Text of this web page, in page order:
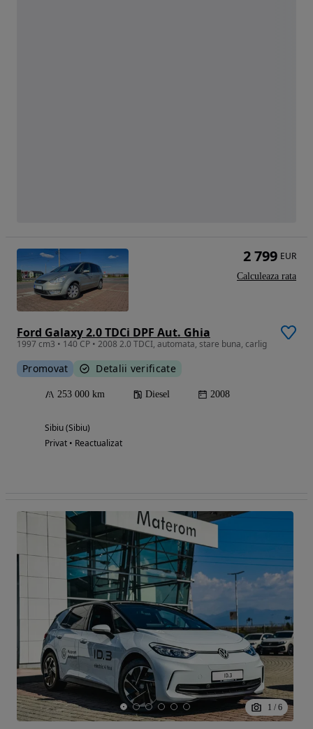
Ford Galaxy 2.0 TDCi DPF Aut. Ghia
1997 cm3 • 140 CP • 2008 2.0 TDCI, automata, stare buna, carlig
Promovat Detalii verificate
253 000 km Diesel 2008
Sibiu (Sibiu)
Privat • Reactualizat
2 799 EUR
Calculeaza rata
1 / 6